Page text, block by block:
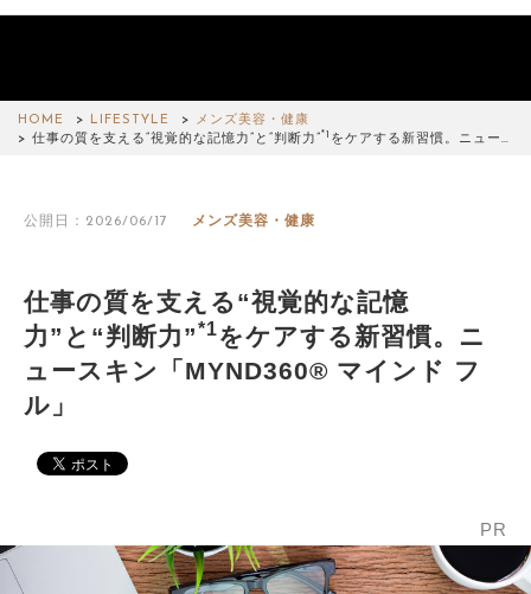
HOME LIFESTYLE
メンズ美容・健康
仕事の質を支える“視覚的な記憶力”と“判断力”*1 をケアする新習慣。ニュー…
公開日：2026/06/17 メンズ美容・健康
仕事の質を支える“視覚的な記憶
力”と“判断力”*1をケアする新習慣。ニ
ュースキン「MYND360® マインド フ
ル」
PR